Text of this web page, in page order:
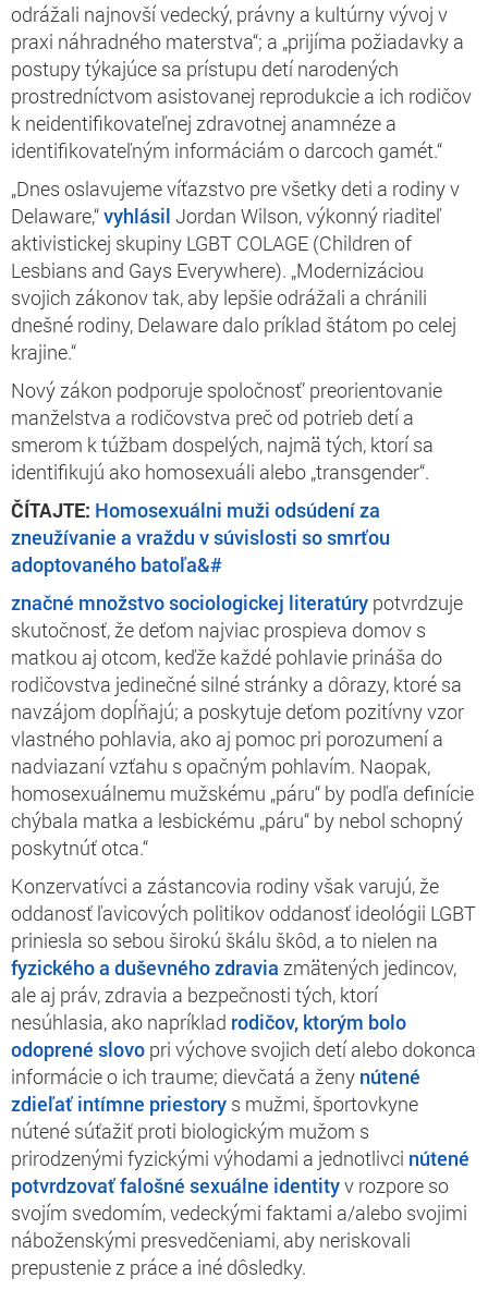
odrážali najnovší vedecký, právny a kultúrny vývoj v
praxi náhradného materstva“; a „prijíma požiadavky a
postupy týkajúce sa prístupu detí narodených
prostredníctvom asistovanej reprodukcie a ich rodičov
k neidentifikovateľnej zdravotnej anamnéze a
identifikovateľným informáciám o darcoch gamét.“
„Dnes oslavujeme víťazstvo pre všetky deti a rodiny v
Delaware,“vyhlásil Jordan Wilson, výkonný riaditeľ
aktivistickej skupiny LGBT COLAGE (Children of
Lesbians and Gays Everywhere). „Modernizáciou
svojich zákonov tak, aby lepšie odrážali a chránili
dnešné rodiny, Delaware dalo príklad štátom po celej
krajine.“
Nový zákon podporuje spoločnosť’ preorientovanie
manželstva a rodičovstva preč od potrieb detí a
smerom k túžbam dospelých, najmä tých, ktorí sa
identifikujú ako homosexuáli alebo „transgender“.
ČÍTAJTE: Homosexuálni muži odsúdení za
zneužívanie a vraždu v súvislosti so smrťou
adoptovaného batoľa&#
značné množstvo sociologickej literatúry potvrdzuje
skutočnosť, že deťom najviac prospieva domov s
matkou aj otcom, keďže každé pohlavie prináša do
rodičovstva jedinečné silné stránky a dôrazy, ktoré sa
navzájom dopĺňajú; a poskytuje deťom pozitívny vzor
vlastného pohlavia, ako aj pomoc pri porozumení a
nadviazaní vzťahu s opačným pohlavím. Naopak,
homosexuálnemu mužskému „páru“ by podľa definície
chýbala matka a lesbickému „páru“ by nebol schopný
poskytnúť otca.“
Konzervatívci a zástancovia rodiny však varujú, že
oddanosť ľavicových politikov oddanosť ideológii LGBT
priniesla so sebou širokú škálu škôd, a to nielen na
fyzického a duševného zdravia zmätených jedincov,
ale aj práv, zdravia a bezpečnosti tých, ktorí
nesúhlasia, ako napríklad rodičov, ktorým bolo
odoprené slovo pri výchove svojich detí alebo dokonca
informácie o ich traume; dievčatá a ženy nútené
zdieľať intímne priestory s mužmi, športovkyne
nútené súťažiť proti biologickým mužom s
prirodzenými fyzickými výhodami a jednotlivci nútené
potvrdzovať falošné sexuálne identityv rozpore so
svojím svedomím, vedeckými faktami a/alebo svojimi
náboženskými presvedčeniami, aby neriskovali
prepustenie z práce a iné dôsledky.